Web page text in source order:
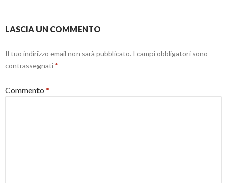
LASCIA UN COMMENTO
Il tuo indirizzo email non sarà pubblicato. I campi obbligatori sono
contrassegnati *
Commento *